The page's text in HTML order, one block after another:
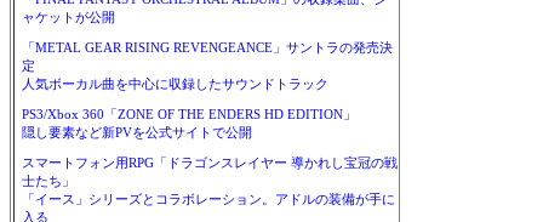
ャケットが公開
「METAL GEAR RISING REVENGEANCE」サントラの発売決
定
人気ボーカル曲を中心に収録したサウンドトラック
PS3/Xbox 360「ZONE OF THE ENDERS HD EDITION」
隠し要素など新PVを公式サイトで公開
スマートフォン用RPG「ドラゴンスレイヤー 導かれし宝冠の戦
士たち」
「イース」シリーズとコラボレーション。アドルの装備が手に
入る